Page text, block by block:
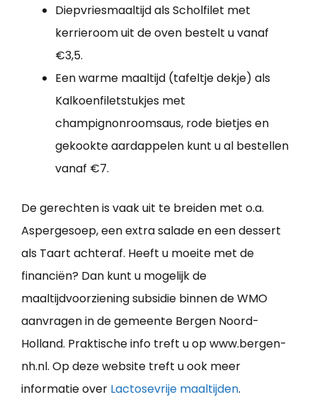
Diepvriesmaaltijd als Scholfilet met
kerrieroom uit de oven bestelt u vanaf
€3,5.
Een warme maaltijd (tafeltje dekje) als
Kalkoenfiletstukjes met
champignonroomsaus, rode bietjes en
gekookte aardappelen kunt u al bestellen
vanaf €7.
De gerechten is vaak uit te breiden met o.a.
Aspergesoep, een extra salade en een dessert
als Taart achteraf. Heeft u moeite met de
financiën? Dan kunt u mogelijk de
maaltijdvoorziening subsidie binnen de WMO
aanvragen in de gemeente Bergen Noord-
Holland. Praktische info treft u op www.bergen-
nh.nl. Op deze website treft u ook meer
informatie over Lactosevrije maaltijden.